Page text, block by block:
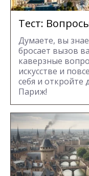
Тест:
Думаете, вы
бросает вызов
каверзные
искусстве и
себя и откройте
Париж!